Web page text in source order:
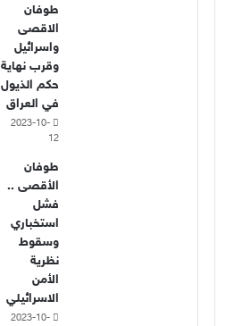
طوفان
الاقصى
واسرائيل
وقرب نهاية
حكم الذيول
في العراق
2023-10-
12
طوفان
الأقصى ..
فشل
استخباري
وسقوط
نظرية
الأمن
الاسرائيلي
2023-10-